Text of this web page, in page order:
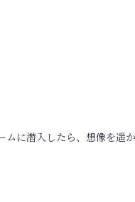
に潜入したら、想像を遥